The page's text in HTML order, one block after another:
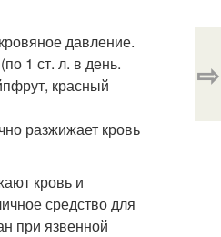
давление.
1 ст. л. в день.
красный
разжижает кровь
кровь и
средство для
при язвенной
⇨